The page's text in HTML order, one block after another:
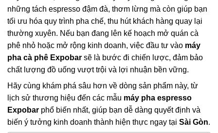
những tách espresso đậm đà, thơm lừng mà còn giúp bạn
tối ưu hóa quy trình pha chế, thu hút khách hàng quay lại
thường xuyên. Nếu bạn đang lên kế hoạch mở quán cà
phê nhỏ hoặc mở rộng kinh doanh, việc đầu tư vào máy
pha cà phê Expobar sẽ là bước đi chiến lược, đảm bảo
chất lượng đồ uống vượt trội và lợi nhuận bền vững.
Hãy cùng khám phá sâu hơn về dòng sản phẩm này, từ
lịch sử thương hiệu đến các mẫu máy pha espresso
Expobar phổ biến nhất, giúp bạn dễ dàng quyết định và
biến ý tưởng kinh doanh thành hiện thực ngay tại Sài Gòn.